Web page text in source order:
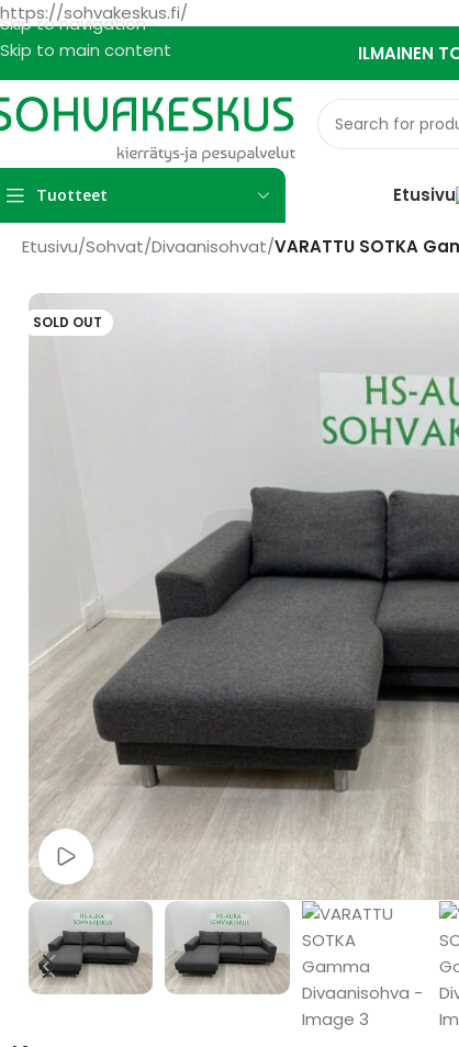
https://sohvakeskus.fi/
Skip to navigation
Skip to main content
ILMAINEN
Tuotteet Etusivu
Etusivu/Sohvat/Divaanisohvat/VARATTU SOTKA
SOLD OUT